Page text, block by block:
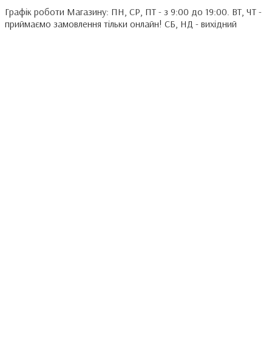
Графік роботи Магазину: ПН, СР, ПТ - з 9:00 до 19:00. ВТ, ЧТ -
приймаємо замовлення тільки онлайн! СБ, НД - вихідний